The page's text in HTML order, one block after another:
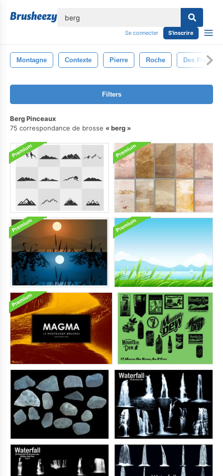
Se connecter S'inscrire
Montagne Contexte Pierre Roche Des Pierres
Filters
Berg Pinceaux
75 correspondance de brosse
berg